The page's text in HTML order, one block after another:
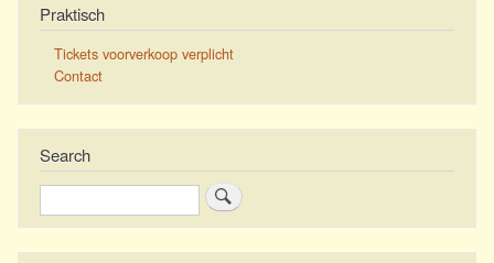
Praktisch
Tickets voorverkoop verplicht
Contact
Search
Zoeken